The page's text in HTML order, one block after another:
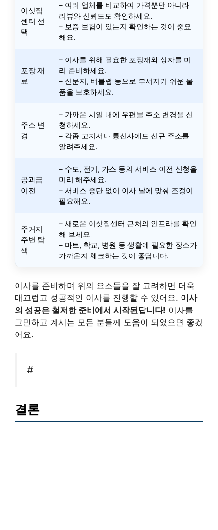
이삿짐
센터 선
택
– 여러 업체를 비교하여 가격뿐만 아니라
리뷰와 신뢰도도 확인하세요.
– 보증 보험이 있는지 확인하는 것이 중요
해요.
포장 재
료
– 이사를 위해 필요한 포장재와 상자를 미
리 준비하세요.
– 신문지, 버블랩 등으로 부서지기 쉬운 물
품을 보호하세요.
주소 변
경
– 가까운 시일 내에 우편물 주소 변경을 신
청하세요.
– 각종 고지서나 통신사에도 신규 주소를
알려주세요.
공과금
이전
– 수도, 전기, 가스 등의 서비스 이전 신청을
미리 해주세요.
– 서비스 중단 없이 이사 날에 맞춰 조정이
필요해요.
주거지
주변 탐
색
– 새로운 이삿짐센터 근처의 인프라를 확인
해 보세요.
– 마트, 학교, 병원 등 생활에 필요한 장소가
가까운지 체크하는 것이 좋답니다.
이사를 준비하며 위의 요소들을 잘 고려하면 더욱
매끄럽고 성공적인 이사를 진행할 수 있어요. 이사
의 성공은 철저한 준비에서 시작된답니다! 이사를
고민하고 계시는 모든 분들께 도움이 되었으면 좋겠
어요.
#
결론